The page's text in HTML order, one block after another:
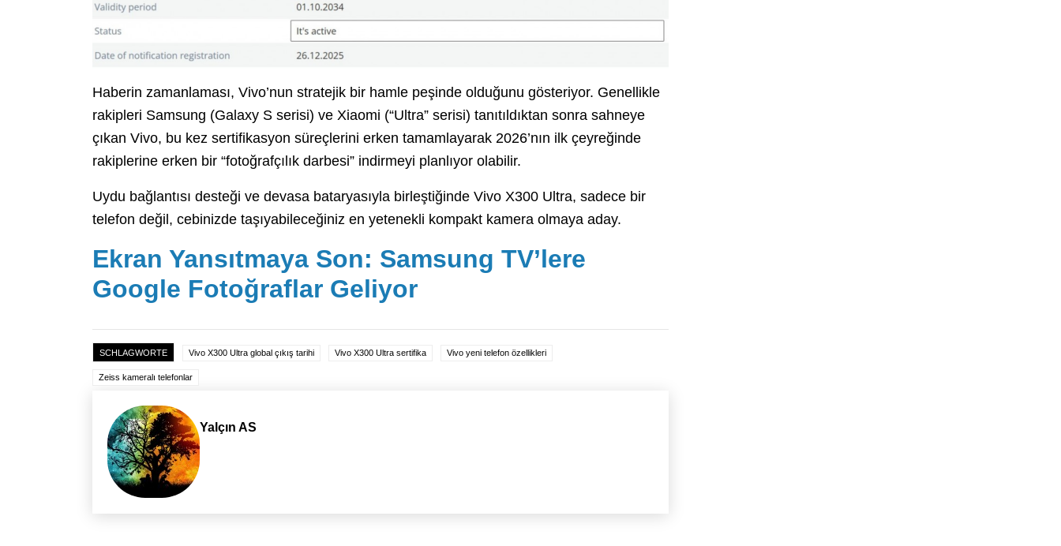
Haberin zamanlaması, Vivo’nun stratejik bir hamle peşinde olduğunu gösteriyor. Genellikle
rakipleri Samsung (Galaxy S serisi) ve Xiaomi (“Ultra” serisi) tanıtıldıktan sonra sahneye
çıkan Vivo, bu kez sertifikasyon süreçlerini erken tamamlayarak 2026’nın ilk çeyreğinde
rakiplerine erken bir “fotoğrafçılık darbesi” indirmeyi planlıyor olabilir.
Uydu bağlantısı desteği ve devasa bataryasıyla birleştiğinde Vivo X300 Ultra, sadece bir
telefon değil, cebinizde taşıyabileceğiniz en yetenekli kompakt kamera olmaya aday.
Ekran Yansıtmaya Son: Samsung TV’lere
Google Fotoğraflar Geliyor
SCHLAGWORTE Vivo X300 Ultra global çıkış tarihi Vivo X300 Ultra sertifika Vivo yeni telefon özellikleri
Zeiss kameralı telefonlar
Yalçın AS